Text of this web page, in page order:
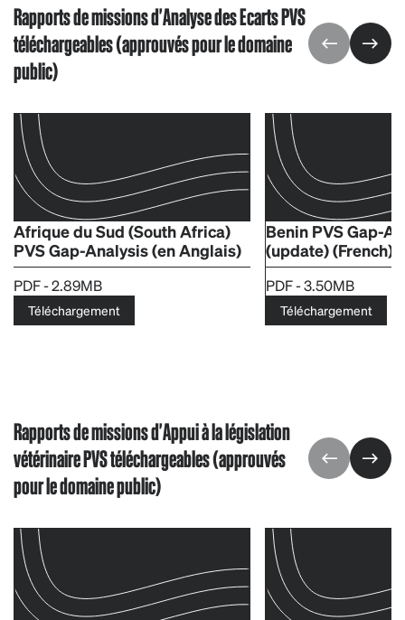
Rapports de missions d'Analyse des Ecarts PVS
téléchargeables (approuvés pour le domaine
public)
Afrique du Sud (South Africa)
PVS Gap-Analysis (en Anglais)
PDF - 2.89MB
Téléchargement
Benin PVS Gap-
(update) (French)
PDF - 3.50MB
Téléchargement
Rapports de missions d'Appui à la législation
vétérinaire PVS téléchargeables (approuvés
pour le domaine public)